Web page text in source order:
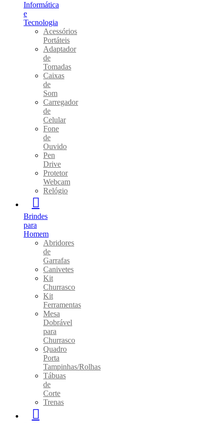
Informática
e
Tecnologia
Acessórios
Portáteis
Adaptador
de
Tomadas
Caixas
de
Som
Carregador
de
Celular
Fone
de
Ouvido
Pen
Drive
Protetor
Webcam
Relógio
Brindes
para
Homem
Abridores
de
Garrafas
Canivetes
Kit
Churrasco
Kit
Ferramentas
Mesa
Dobrável
para
Churrasco
Quadro
Porta
Tampinhas/Rolhas
Tábuas
de
Corte
Trenas